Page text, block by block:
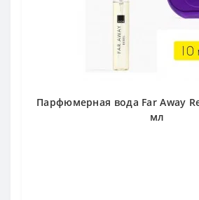
Парфюмерная вода Far Away
мл